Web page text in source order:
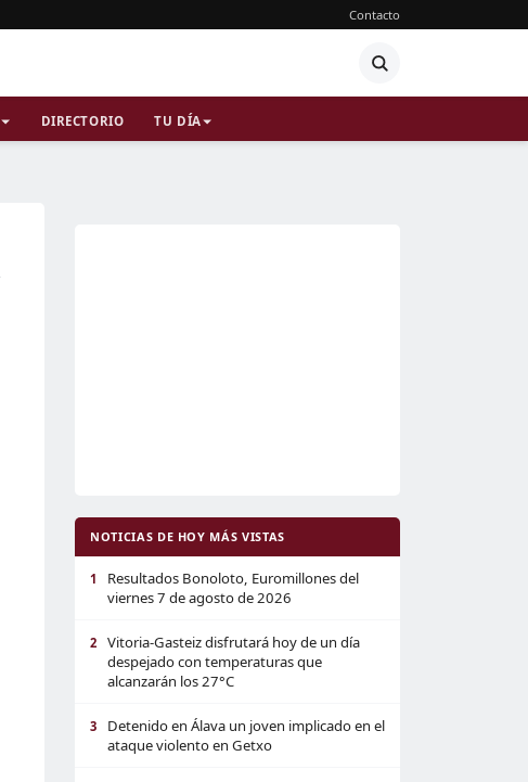
Contacto
DIRECTORIO TU DÍA
NOTICIAS DE HOY MÁS VISTAS
1
Resultados Bonoloto, Euromillones del
viernes 7 de agosto de 2026
2
Vitoria-Gasteiz disfrutará hoy de un día
despejado con temperaturas que
alcanzarán los 27°C
3
Detenido en Álava un joven implicado en el
ataque violento en Getxo